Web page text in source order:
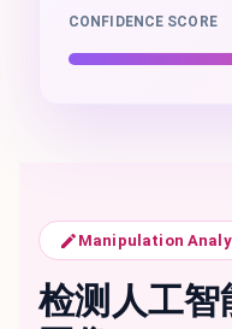
CONFIDENCE SCORE
Manipulation
检测人工智